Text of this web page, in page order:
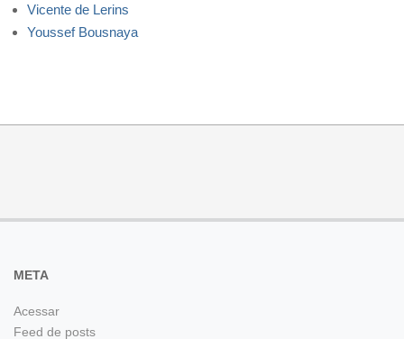
Vicente de Lerins
Youssef Bousnaya
META
Acessar
Feed de posts